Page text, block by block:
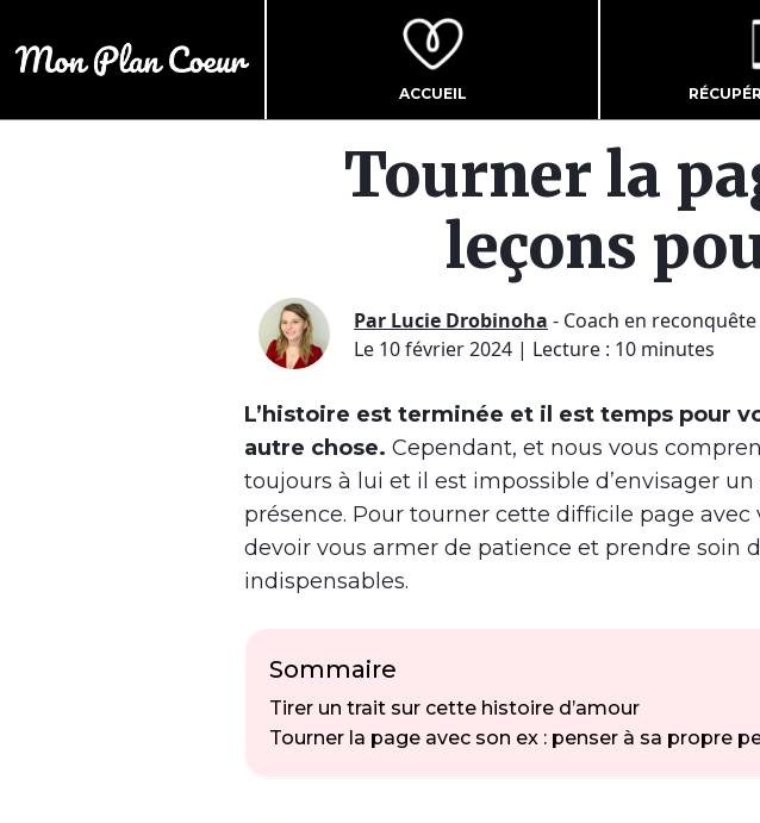
ACCUEIL
Tourner la
leçons
Par Lucie Drobinoha - Coach en
Le 10 février 2024 | Lecture : 10 minutes
L’histoire est terminée et il est temps pour
autre chose. Cependant, et nous vous
toujours à lui et il est impossible d’envisager un
présence. Pour tourner cette difficile page avec
devoir vous armer de patience et prendre soin
indispensables.
Sommaire
Tirer un trait sur cette histoire d’amour
Tourner la page avec son ex : penser à sa propre